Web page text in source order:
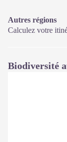
Autres régions
Calculez votre
Biodiversité